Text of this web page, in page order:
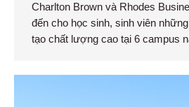
Charlton Brown và Rhodes
đến cho học sinh, sinh viên
tạo chất lượng cao tại 6 campus